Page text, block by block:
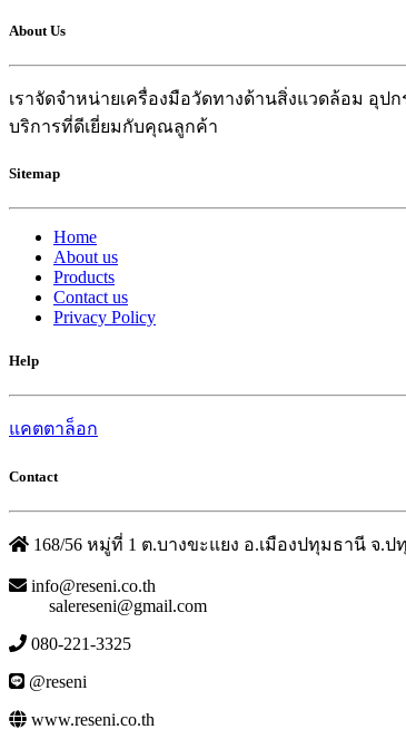
About Us
เราจัดจำหน่ายเครื่องมือวัดทางด้านสิ่งแวดล้อม อุ
บริการที่ดีเยี่ยมกับคุณลูกค้า
Sitemap
Home
About us
Products
Contact us
Privacy Policy
Help
แคตตาล็อก
Contact
168/56 หมู่ที่ 1 ต.บางขะแยง อ.เมืองปทุมธานี จ.ป
info@reseni.co.th
salereseni@gmail.com
080-221-3325
@reseni
www.reseni.co.th